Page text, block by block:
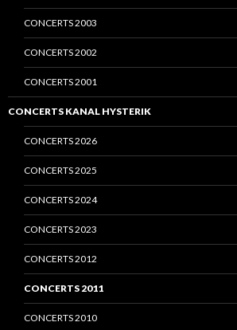
CONCERTS 2003
CONCERTS 2002
CONCERTS 2001
CONCERTS KANAL HYSTERIK
CONCERTS 2026
CONCERTS 2025
CONCERTS 2024
CONCERTS 2023
CONCERTS 2012
CONCERTS 2011
CONCERTS 2010